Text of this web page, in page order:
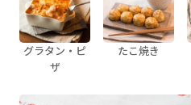
グラタン・ピ
ザ
たこ焼き